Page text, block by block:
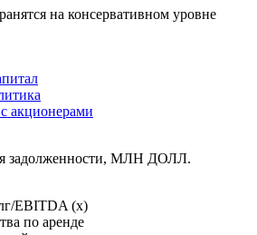
на консервативном уровне
акционерами
задолженности, МЛН ДОЛЛ.
EBITDA (x)
по аренде